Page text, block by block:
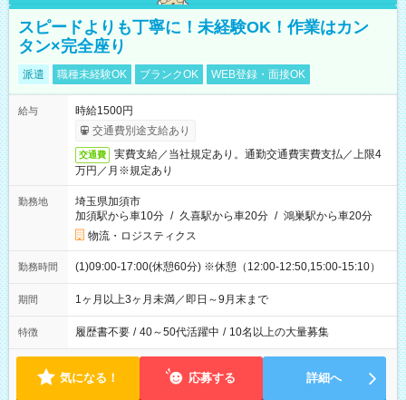
スピードよりも丁寧に！未経験OK！作業はカン
タン×完全座り
派遣 職種未経験OK ブランクOK WEB登録・面接OK
給与
時給1500円
交通費別途支給あり
交通費
実費支給／当社規定あり。通勤交通費実費支払／上限4
万円／月※規定あり
勤務地
埼玉県加須市
加須駅から車10分 / 久喜駅から車20分 / 鴻巣駅から車20分
物流・ロジスティクス
勤務時間 (1)09:00-17:00(休憩60分) ※休憩（12:00-12:50,15:00-15:10）
期間 1ヶ月以上3ヶ月未満／即日～9月末まで
特徴 履歴書不要 / 40～50代活躍中 / 10名以上の大量募集
気になる！ 応募する 詳細へ